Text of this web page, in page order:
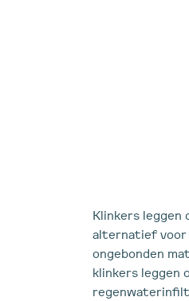
Klinkers
alternatief voor
ongebonden
klinkers leggen